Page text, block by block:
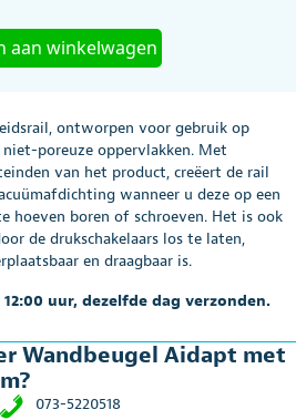
aan winkelwagen
ontworpen voor gebruik op
poreuze oppervlakken. Met
van het product, creëert de rail
wanneer u deze op een
hoeven boren of schroeven. Het is ook
de drukschakelaars los te laten,
en draagbaar is.
uur, dezelfde dag verzonden.
Wandbeugel Aidapt met
073-5220518